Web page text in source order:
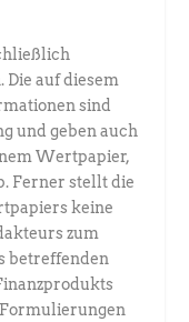
auf diesem
sind
und geben auch
Wertpapier,
Ferner stellt die
keine
zum
betreffenden